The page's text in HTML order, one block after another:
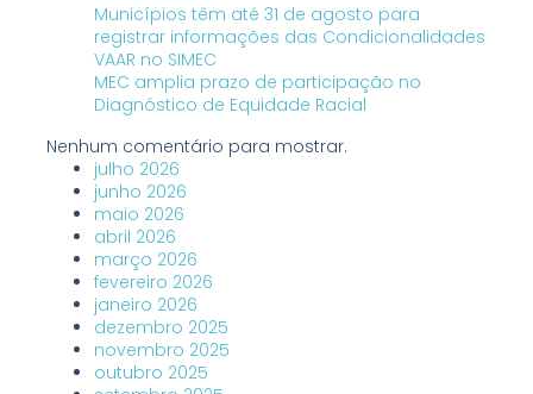
Municípios têm até 31 de agosto para
registrar informações das Condicionalidades
VAAR no SIMEC
MEC amplia prazo de participação no
Diagnóstico de Equidade Racial
Nenhum comentário para mostrar.
julho 2026
junho 2026
maio 2026
abril 2026
março 2026
fevereiro 2026
janeiro 2026
dezembro 2025
novembro 2025
outubro 2025